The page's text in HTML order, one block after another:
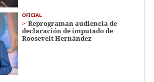
OFICIAL
Reprograman audiencia de
declaración de imputado de
Roosevelt Hernández